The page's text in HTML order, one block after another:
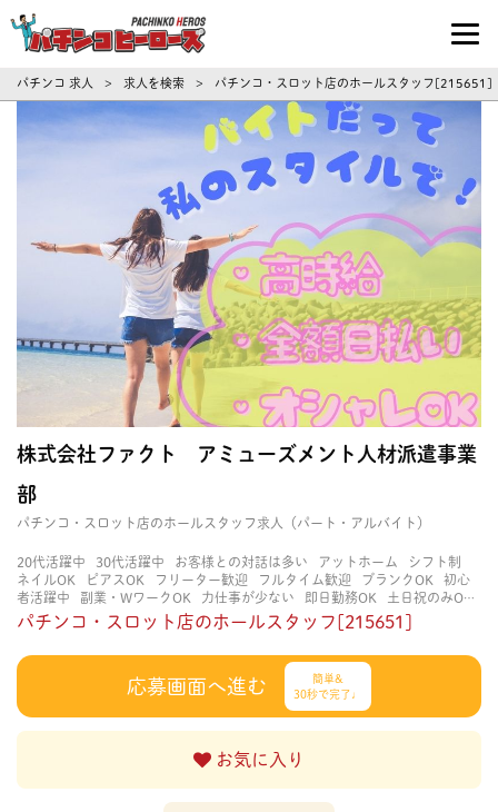
パチンコ求人・転職ならパチンコヒーロ
パチンコ 求人 > 求人を検索 > パチンコ・スロット店のホールスタッフ
株式会社ファクト アミューズメント人材派遣事業
部
パチンコ・スロット店のホールスタッフ求人（パート・アルバイト）
20代活躍中 30代活躍中 お客様との対話は多い アットホーム
シフト制
ネイルOK
ピアスOK フリーター歓迎 フルタイム歓迎 ブランクOK
初心
者活躍中
副業・WワークOK 力仕事が少ない 即日勤務OK
土日祝のみOK
学歴不問
服装自由 未経験・初心者OK 決められた時間できっちり
経験不要
立ち仕事 経験者・有資格者歓迎 自分の都合に合わせやすい
自由
パチンコ・スロット店のホールスタッフ[215651]
応募画面へ進む
簡単&
30秒で完了♩
お気に入り